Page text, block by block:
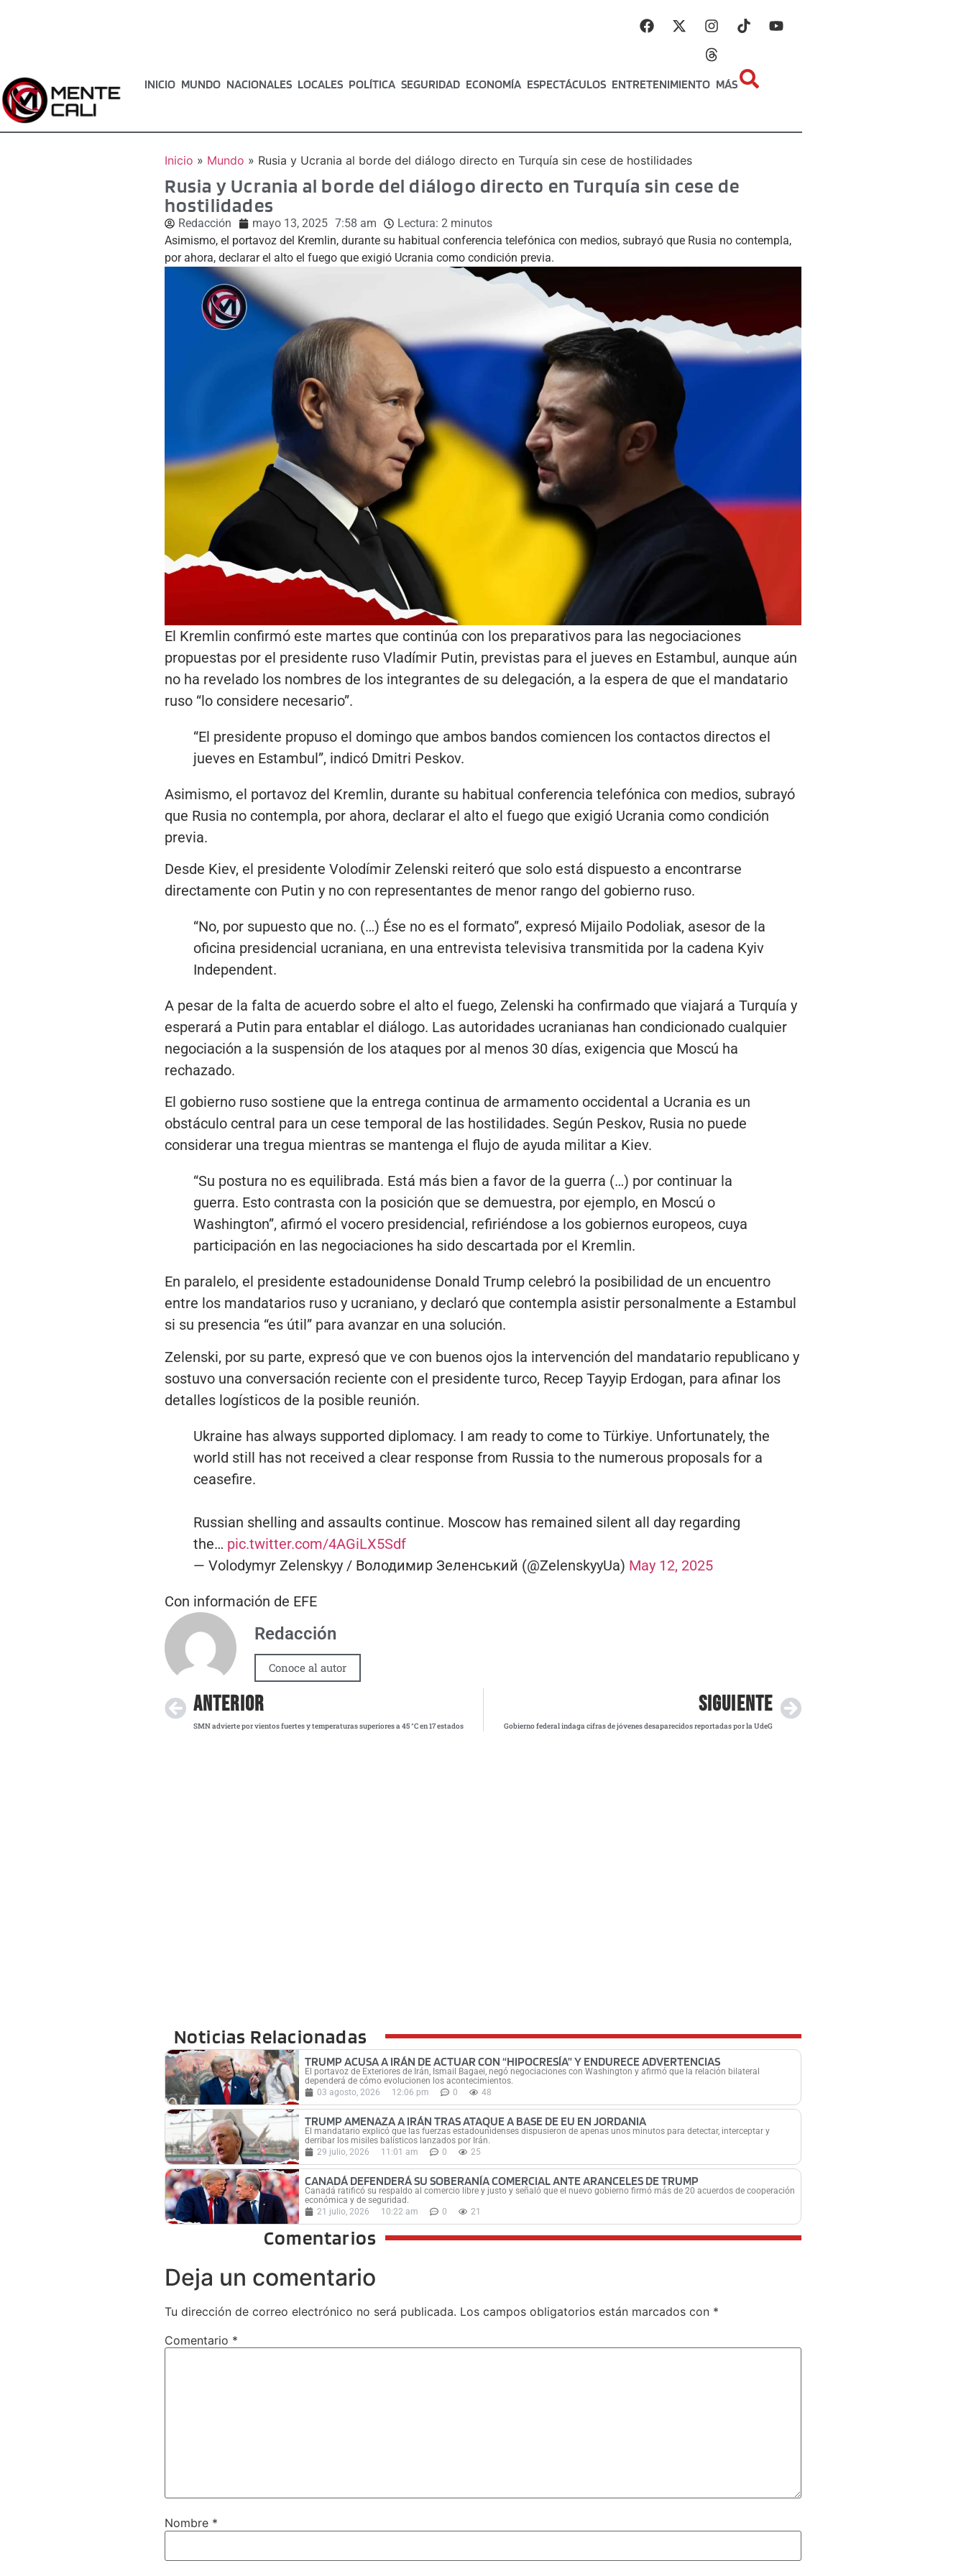
INICIO MUNDO NACIONALES LOCALES POLÍTICA SEGURIDAD ECONOMÍA ESPECTÁCULOS ENTRETENIMIENTO MÁS
Inicio » Mundo » Rusia y Ucrania al borde del diálogo directo en Turquía sin cese de hostilidades
Rusia y Ucrania al borde del diálogo directo en Turquía sin cese de
hostilidades
Redacción mayo 13, 2025 7:58 am Lectura: 2 minutos
Asimismo, el portavoz del Kremlin, durante su habitual conferencia telefónica con medios, subrayó que Rusia no contempla,
por ahora, declarar el alto el fuego que exigió Ucrania como condición previa.
El Kremlin confirmó este martes que continúa con los preparativos para las negociaciones
propuestas por el presidente ruso Vladímir Putin, previstas para el jueves en Estambul, aunque aún
no ha revelado los nombres de los integrantes de su delegación, a la espera de que el mandatario
ruso “lo considere necesario”.
“El presidente propuso el domingo que ambos bandos comiencen los contactos directos el
jueves en Estambul”, indicó Dmitri Peskov.
Asimismo, el portavoz del Kremlin, durante su habitual conferencia telefónica con medios, subrayó
que Rusia no contempla, por ahora, declarar el alto el fuego que exigió Ucrania como condición
previa.
Desde Kiev, el presidente Volodímir Zelenski reiteró que solo está dispuesto a encontrarse
directamente con Putin y no con representantes de menor rango del gobierno ruso.
“No, por supuesto que no. (…) Ése no es el formato”, expresó Mijailo Podoliak, asesor de la
oficina presidencial ucraniana, en una entrevista televisiva transmitida por la cadena Kyiv
Independent.
A pesar de la falta de acuerdo sobre el alto el fuego, Zelenski ha confirmado que viajará a Turquía y
esperará a Putin para entablar el diálogo. Las autoridades ucranianas han condicionado cualquier
negociación a la suspensión de los ataques por al menos 30 días, exigencia que Moscú ha
rechazado.
El gobierno ruso sostiene que la entrega continua de armamento occidental a Ucrania es un
obstáculo central para un cese temporal de las hostilidades. Según Peskov, Rusia no puede
considerar una tregua mientras se mantenga el flujo de ayuda militar a Kiev.
“Su postura no es equilibrada. Está más bien a favor de la guerra (…) por continuar la
guerra. Esto contrasta con la posición que se demuestra, por ejemplo, en Moscú o
Washington”, afirmó el vocero presidencial, refiriéndose a los gobiernos europeos, cuya
participación en las negociaciones ha sido descartada por el Kremlin.
En paralelo, el presidente estadounidense Donald Trump celebró la posibilidad de un encuentro
entre los mandatarios ruso y ucraniano, y declaró que contempla asistir personalmente a Estambul
si su presencia “es útil” para avanzar en una solución.
Zelenski, por su parte, expresó que ve con buenos ojos la intervención del mandatario republicano y
sostuvo una conversación reciente con el presidente turco, Recep Tayyip Erdogan, para afinar los
detalles logísticos de la posible reunión.
Ukraine has always supported diplomacy. I am ready to come to Türkiye. Unfortunately, the
world still has not received a clear response from Russia to the numerous proposals for a
ceasefire.
Russian shelling and assaults continue. Moscow has remained silent all day regarding
the… pic.twitter.com/4AGiLX5Sdf
— Volodymyr Zelenskyy / Володимир Зеленський (@ZelenskyyUa) May 12, 2025
Con información de EFE
Redacción
Conoce al autor
ANTERIOR
SMN advierte por vientos fuertes y temperaturas superiores a 45 °C en 17 estados
SIGUIENTE
Gobierno federal indaga cifras de jóvenes desaparecidos reportadas por la UdeG
Noticias Relacionadas
TRUMP ACUSA A IRÁN DE ACTUAR CON “HIPOCRESÍA” Y ENDURECE ADVERTENCIAS
El portavoz de Exteriores de Irán, Ismail Bagaei, negó negociaciones con Washington y afirmó que la relación bilateral
dependerá de cómo evolucionen los acontecimientos.
03 agosto, 2026
12:06 pm 0 48
TRUMP AMENAZA A IRÁN TRAS ATAQUE A BASE DE EU EN JORDANIA
El mandatario explicó que las fuerzas estadounidenses dispusieron de apenas unos minutos para detectar, interceptar y
derribar los misiles balísticos lanzados por Irán.
29 julio, 2026
11:01 am 0 25
CANADÁ DEFENDERÁ SU SOBERANÍA COMERCIAL ANTE ARANCELES DE TRUMP
Canadá ratificó su respaldo al comercio libre y justo y señaló que el nuevo gobierno firmó más de 20 acuerdos de cooperación
económica y de seguridad.
21 julio, 2026
10:22 am 0 21
Comentarios
Deja un comentario
Tu dirección de correo electrónico no será publicada. Los campos obligatorios están marcados con *
Comentario *
Nombre *